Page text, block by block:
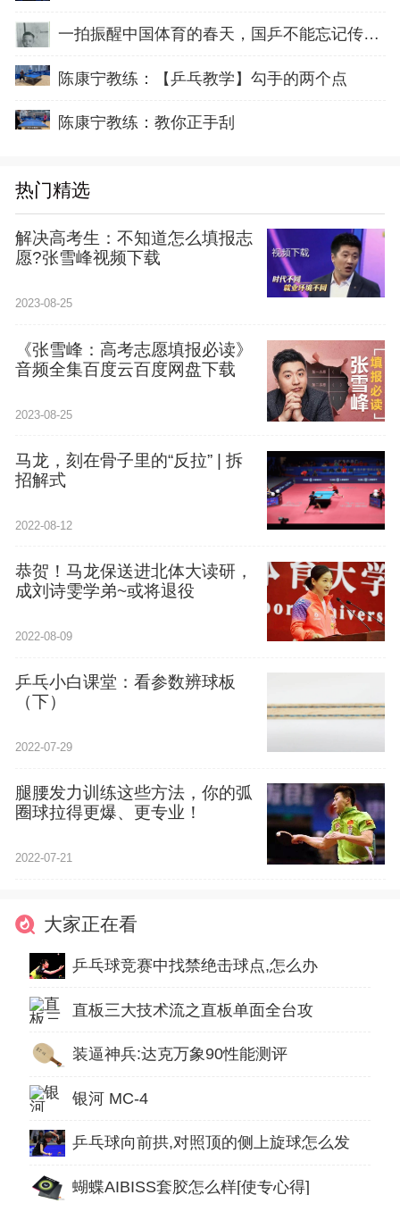
一拍振醒中国体育的春天，国乒不能忘记传奇前辈这份初心！
陈康宁教练：【乒乓教学】勾手的两个点
陈康宁教练：教你正手刮
热门精选
解决高考生：不知道怎么填报志
愿?张雪峰视频下载
2023-08-25
《张雪峰：高考志愿填报必读》
音频全集百度云百度网盘下载
2023-08-25
马龙，刻在骨子里的“反拉” | 拆
招解式
2022-08-12
恭贺！马龙保送进北体大读研，
成刘诗雯学弟~或将退役
2022-08-09
乒乓小白课堂：看参数辨球板
（下）
2022-07-29
腿腰发力训练这些方法，你的弧
圈球拉得更爆、更专业！
2022-07-21
大家正在看
乒乓球竞赛中找禁绝击球点,怎么办
直板三大技术流之直板单面全台攻
装逼神兵:达克万象90性能测评
银河 MC-4
乒乓球向前拱,对照顶的侧上旋球怎么发
蝴蝶AIBISS套胶怎么样[使专心得]